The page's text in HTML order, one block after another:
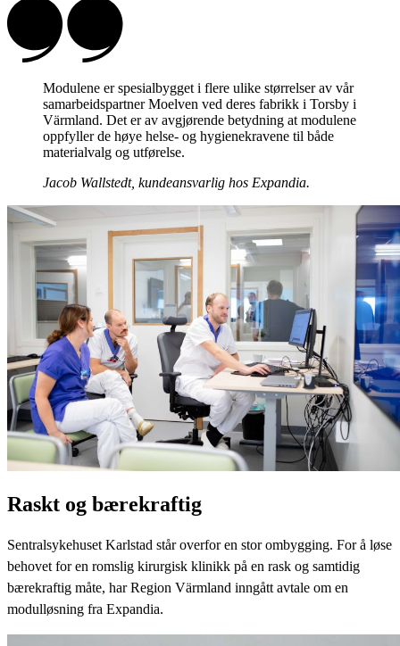
Modulene er spesialbygget i flere ulike størrelser av vår
samarbeidspartner Moelven ved deres fabrikk i Torsby i
Värmland. Det er av avgjørende betydning at modulene
oppfyller de høye helse- og hygienekravene til både
materialvalg og utførelse.
Jacob Wallstedt, kundeansvarlig hos Expandia.
Raskt og bærekraftig
Sentralsykehuset Karlstad står overfor en stor ombygging. For å løse
behovet for en romslig kirurgisk klinikk på en rask og samtidig
bærekraftig måte, har Region Värmland inngått avtale om en
modulløsning fra Expandia.